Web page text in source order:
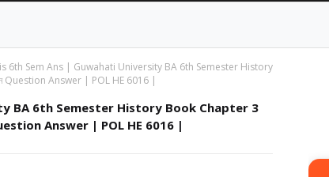
6th Sem Ans | Guwahati University BA 6th Semester History
Question Answer | POL HE 6016 |
BA 6th Semester History Book Chapter 3
Question Answer | POL HE 6016 |